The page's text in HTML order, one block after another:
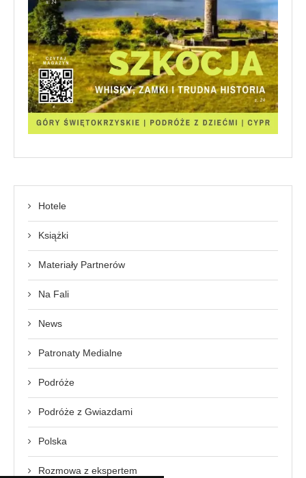
Hotele
Książki
Materiały Partnerów
Na Fali
News
Patronaty Medialne
Podróże
Podróże z Gwiazdami
Polska
Rozmowa z ekspertem